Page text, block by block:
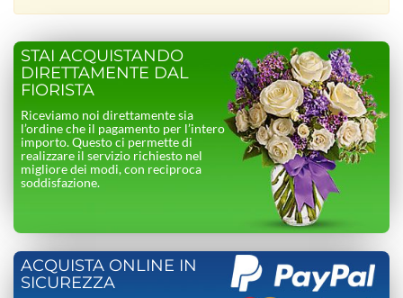
STAI ACQUISTANDO
DIRETTAMENTE DAL
FIORISTA
Riceviamo noi direttamente sia
l’ordine che il pagamento per l’intero
importo. Questo ci permette di
realizzare il servizio richiesto nel
migliore dei modi, con reciproca
soddisfazione.
ACQUISTA ONLINE IN
SICUREZZA